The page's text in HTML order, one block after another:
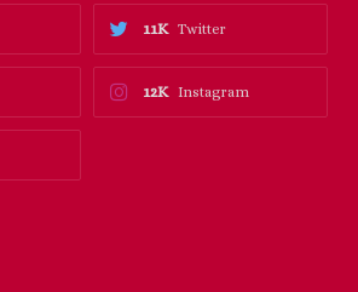
Twitter
11K
Instagram
12K